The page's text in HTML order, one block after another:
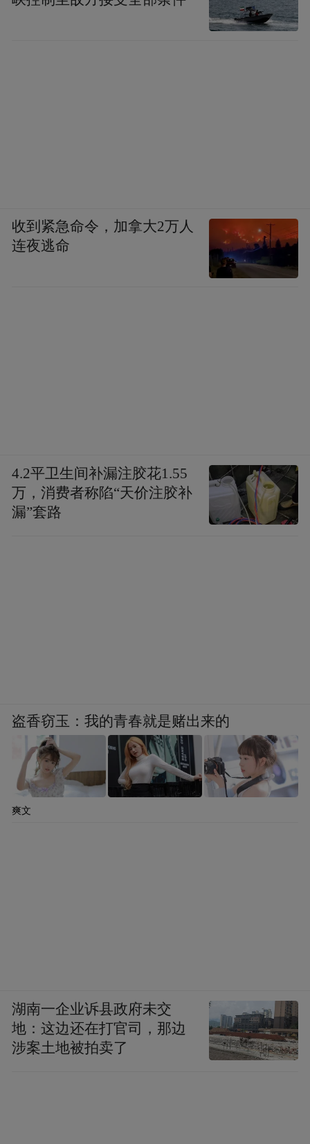
收到紧急命令，加拿大2万人
连夜逃命
4.2平卫生间补漏注胶花1.55
万，消费者称陷“天价注胶补
漏”套路
盗香窃玉：我的青春就是赌出来的
爽文
湖南一企业诉县政府未交
地：这边还在打官司，那边
涉案土地被拍卖了